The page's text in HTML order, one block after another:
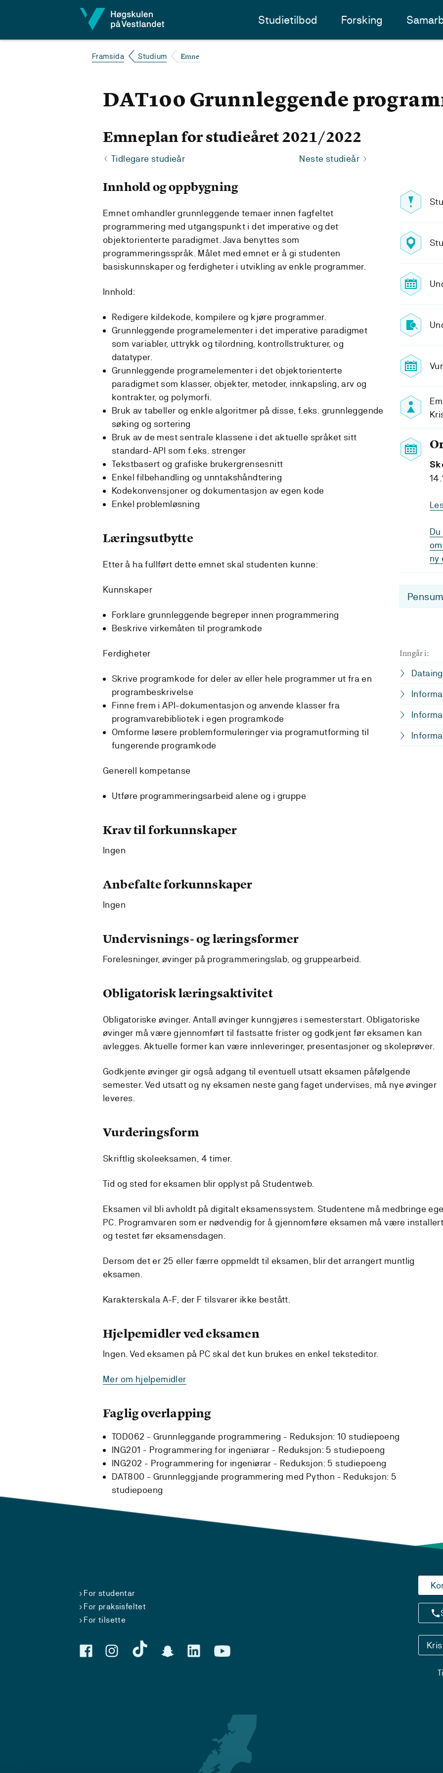
Studietilbod Forsking
Framsida Studium Emne
DAT100 Grunnleggende
Emneplan for studieåret 2021/2022
Tidlegare studieår Neste studieår
ny
Inngår i:
Innhold og oppbygning
Emnet omhandler grunnleggende temaer innen fagfeltet
programmering med utgangspunkt i det imperative og det
objektorienterte paradigmet. Java benyttes som
programmeringsspråk. Målet med emnet er å gi studenten
basiskunnskaper og ferdigheter i utvikling av enkle programmer.
Innhold:
Redigere kildekode, kompilere og kjøre programmer.
Grunnleggende programelementer i det imperative paradigmet
som variabler, uttrykk og tilordning, kontrollstrukturer, og
datatyper.
Grunnleggende programelementer i det objektorienterte
paradigmet som klasser, objekter, metoder, innkapsling, arv og
kontrakter, og polymorfi.
Bruk av tabeller og enkle algoritmer på disse, f.eks. grunnleggende
søking og sortering
Bruk av de mest sentrale klassene i det aktuelle språket sitt
standard-API som f.eks. strenger
Tekstbasert og grafiske brukergrensesnitt
Enkel filbehandling og unntakshåndtering
Kodekonvensjoner og dokumentasjon av egen kode
Enkel problemløsning
Læringsutbytte
Etter å ha fullført dette emnet skal studenten kunne:
Kunnskaper
Forklare grunnleggende begreper innen programmering
Beskrive virkemåten til programkode
Ferdigheter
Skrive programkode for deler av eller hele programmer ut fra en
programbeskrivelse
Finne frem i API-dokumentasjon og anvende klasser fra
programvarebibliotek i egen programkode
Omforme løsere problemformuleringer via programutforming til
fungerende programkode
Generell kompetanse
Utføre programmeringsarbeid alene og i gruppe
Krav til forkunnskaper
Ingen
Anbefalte forkunnskaper
Ingen
Undervisnings- og læringsformer
Forelesninger, øvinger på programmeringslab, og gruppearbeid.
Obligatorisk læringsaktivitet
Obligatoriske øvinger. Antall øvinger kunngjøres i semesterstart. Obligatoriske
øvinger må være gjennomført til fastsatte frister og godkjent før eksamen kan
avlegges. Aktuelle former kan være innleveringer, presentasjoner og skoleprøver.
Godkjente øvinger gir også adgang til eventuell utsatt eksamen påfølgende
semester. Ved utsatt og ny eksamen neste gang faget undervises, må nye øvinger
leveres.
Vurderingsform
Skriftlig skoleeksamen, 4 timer.
Tid og sted for eksamen blir opplyst på Studentweb.
Eksamen vil bli avholdt på digitalt eksamenssystem. Studentene må medbringe
PC. Programvaren som er nødvendig for å gjennomføre eksamen må være
og testet før eksamensdagen.
Dersom det er 25 eller færre oppmeldt til eksamen, blir det arrangert muntlig
eksamen.
Karakterskala A-F, der F tilsvarer ikke bestått.
Hjelpemidler ved eksamen
Ingen. Ved eksamen på PC skal det kun brukes en enkel teksteditor.
Mer om hjelpemidler
Faglig overlapping
TOD062 - Grunnleggande programmering - Reduksjon: 10 studiepoeng
ING201 - Programmering for ingeniørar - Reduksjon: 5 studiepoeng
ING202 - Programmering for ingeniørar - Reduksjon: 5 studiepoeng
DAT800 - Grunnleggjande programmering med Python - Reduksjon: 5
studiepoeng
For studentar
For praksisfeltet
For tilsette